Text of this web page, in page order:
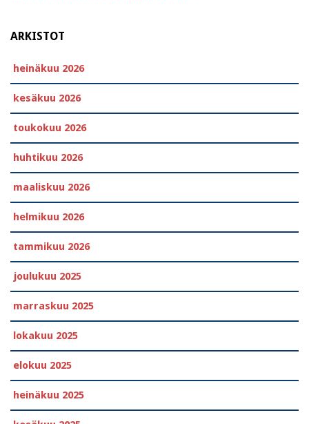
ARKISTOT
heinäkuu 2026
kesäkuu 2026
toukokuu 2026
huhtikuu 2026
maaliskuu 2026
helmikuu 2026
tammikuu 2026
joulukuu 2025
marraskuu 2025
lokakuu 2025
elokuu 2025
heinäkuu 2025